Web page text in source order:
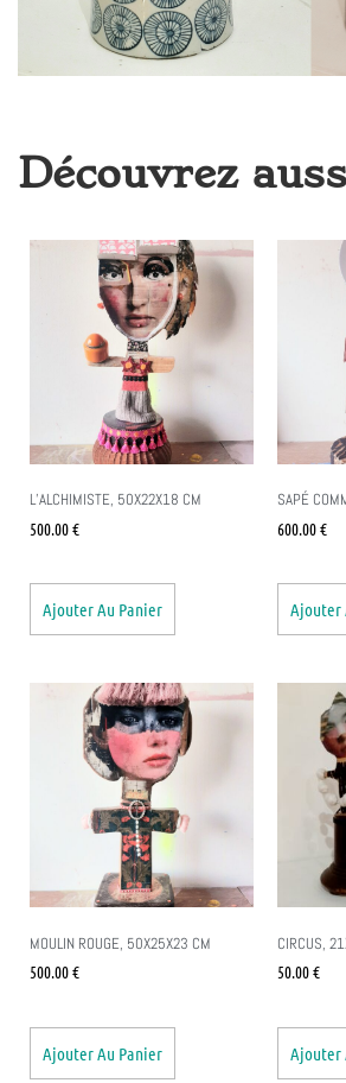
Découvrez
L’ALCHIMISTE, 50X22X18 CM
500.00€
Ajouter Au Panier
SAPÉ
600.00€
Ajouter
MOULIN ROUGE, 50X25X23 CM
500.00€
Ajouter Au Panier
CIRCUS,
50.00€
Ajouter